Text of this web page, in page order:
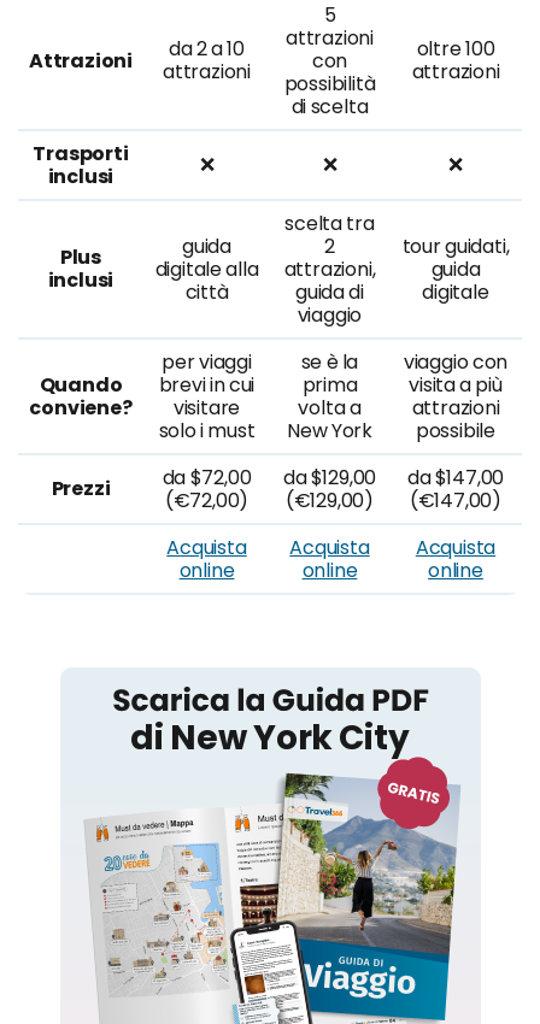
Attrazioni
da 2 a 10
attrazioni
5
attrazioni
con
possibilità
di scelta
oltre 100
attrazioni
Trasporti
inclusi
❌ ❌ ❌
Plus
inclusi
guida
digitale alla
città
scelta tra
2
attrazioni,
guida di
viaggio
tour guidati,
guida
digitale
Quando
conviene?
per viaggi
brevi in cui
visitare
solo i must
se è la
prima
volta a
New York
viaggio con
visita a più
attrazioni
possibile
Prezzi
da $72,00
(€72,00)
da $129,00
(€129,00)
da $147,00
(€147,00)
Acquista
online
Acquista
online
Acquista
online
New York City